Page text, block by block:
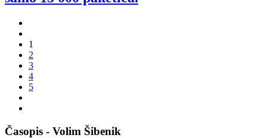
1
2
3
4
5
Časopis - Volim Šibenik